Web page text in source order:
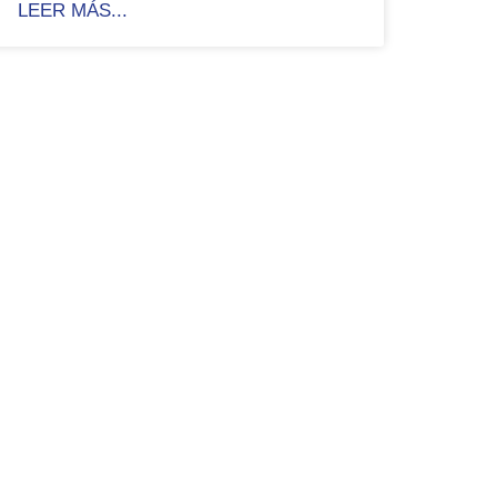
LEER MÁS...